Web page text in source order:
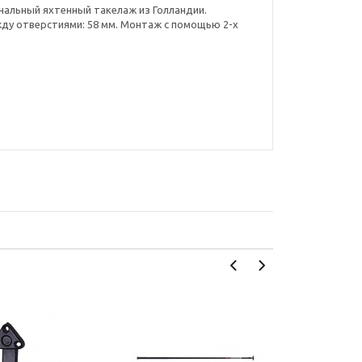
яхтенный такелаж из Голландии.
отверстиями: 58 мм. Монтаж с помощью 2-х